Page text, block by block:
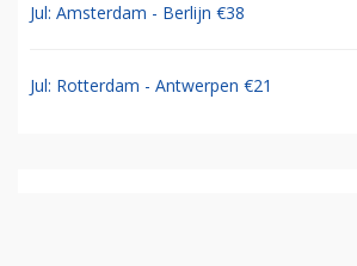
Jul: Amsterdam - Berlijn €38
Jul: Rotterdam - Antwerpen €21